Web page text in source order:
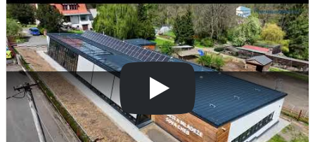
Akumulace dešťovky
Zelená střecha NEW
Vegetační střechy
Větrné elektrárny
Malé i velké turbíny